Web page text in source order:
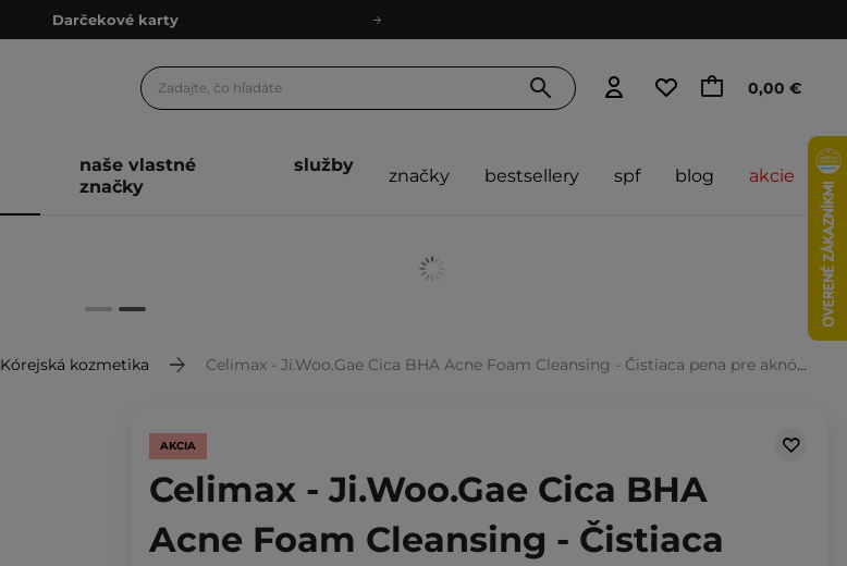
Darčekové karty
Odmeňovací program
Darčekové karty
0,00 €
naše vlastné
značky
služby
značky bestsellery spf blog akcie
Kórejská kozmetika Celimax - Ji.Woo.Gae Cica BHA Acne Foam Cleansing - Čistiaca pena pre aknóznu pleť - 150 ml
AKCIA
Celimax - Ji.Woo.Gae Cica BHA
Acne Foam Cleansing - Čistiaca